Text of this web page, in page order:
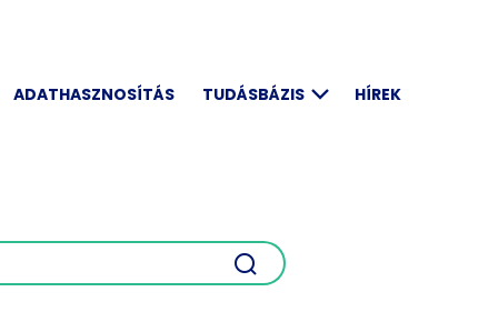
ADATHASZNOSÍTÁS TUDÁSBÁZIS HÍREK